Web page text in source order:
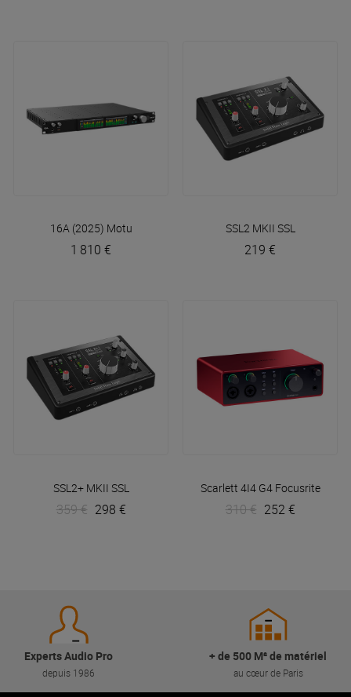
16A (2025) Motu
1 810 €
SSL2 MKII SSL
219 €
SSL2+ MKII SSL
359 € 298 €
Scarlett 4I4 G4 Focusrite
310 € 252 €
Experts Audio Pro
depuis 1986
+ de 500 M² de matériel
au cœur de Paris